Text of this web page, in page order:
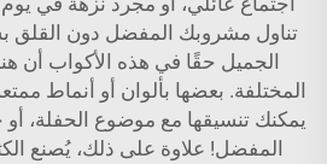
تناول مشروبك المفضل دون القلق
الجميل حقًا في هذه الأكواب أن
المختلفة. بعضها بألوان أو أنماط
يمكنك تنسيقها مع موضوع الحفلة،
المفضل! علاوة على ذلك، يُصنع